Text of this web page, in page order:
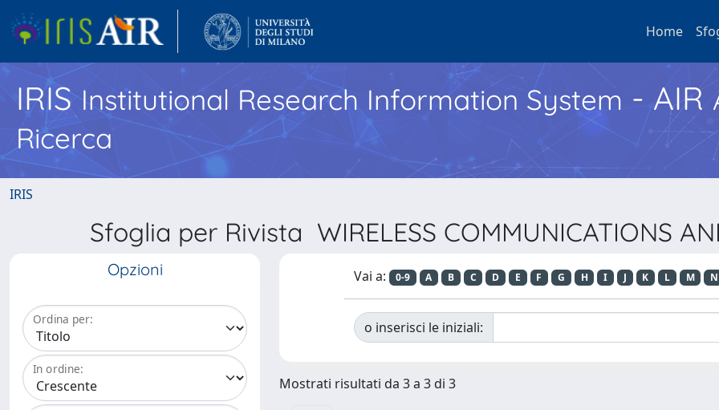
Home
IRISInstitutional Research Information System - AIR
Ricerca
IRIS
Sfoglia per Rivista WIRELESS COMMUNICATIONS
Opzioni
Ordina per:
In ordine:
Vai a: 0-9 A B C D E F G H I J K L M N
o inserisci le iniziali:
Mostrati risultati da 3 a 3 di 3